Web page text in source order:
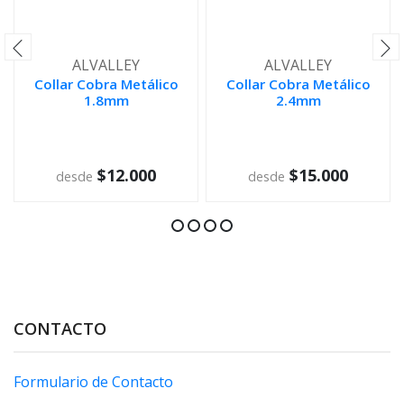
ALVALLEY
Collar Cobra Metálico
1.8mm
desde $12.000
ALVALLEY
Collar Cobra Metálico
2.4mm
desde $15.000
CONTACTO
Formulario de Contacto